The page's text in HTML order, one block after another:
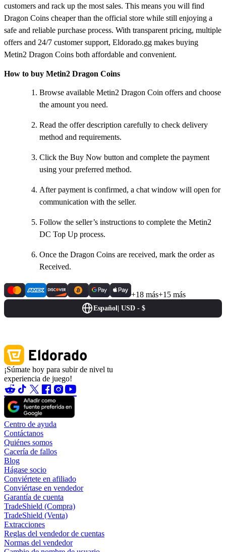
customers and rack up the most sales. This means you will find
Dragon Coins cheaper than the official store while still enjoying a
safe and reliable purchase process. With transparent pricing, multiple
offers and 24/7 customer support, Eldorado.gg makes buying
Metin2 Dragon Coins both affordable and convenient.
How to buy Metin2 Dragon Coins
Browse available Metin2 Dragon Coin offers and choose
the amount you need.
Read the offer description carefully to check delivery
method and requirements.
Click the Buy Now button and complete the payment
using your preferred method.
After payment is confirmed, a chat window will open for
communication with the seller.
Follow the seller’s instructions to complete the Metin2
DC Top Up process.
Once the Dragon Coins are received, mark the order as
Received.
+18 más+15 más
Español USD - $
¡Súmate hoy para subir de nivel tu
experiencia de juego!
Centro de ayuda
Contáctanos
Quiénes somos
Cacería de fallos
Blog
Hágase socio
Conviértete en afiliado
Conviértase en vendedor
Garantía de cuenta
TradeShield (Compra)
TradeShield (Venta)
Extracciones
Reglas del vendedor de cuentas
Normas del vendedor